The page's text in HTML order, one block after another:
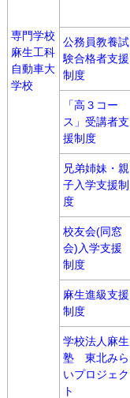
専門学校
麻生工科
自動車大
学校
公務員教養試
験合格者支援
制度
「高３コー
ス」受講者支
援制度
兄弟姉妹・親
子入学支援制
度
校友会(同窓
会)入学支援
制度
麻生進級支援
制度
学校法人麻生
塾 東北みら
いプロジェク
ト